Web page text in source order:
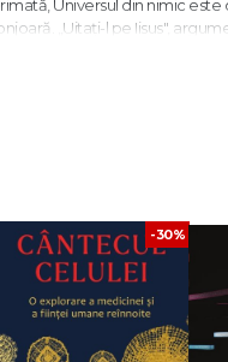
Universul din nimic
„Uitaţi-l pe Iisus",
la Universitatea Statului
viitorul?
-30%